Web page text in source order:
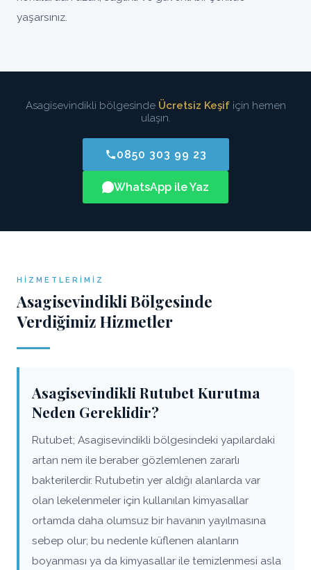
yaşarsınız.
Asagisevindikli bölgesinde Ücretsiz Keşifiçin hemen
ulaşın.
0850 303 99 23
WhatsApp ile Yaz
HIZMETLERIMIZ
Asagisevindikli Bölgesinde
Verdiğimiz Hizmetler
Asagisevindikli Rutubet Kurutma
Neden Gereklidir?
Rutubet; Asagisevindikli bölgesindeki yapılardaki
artan nem ile beraber gözlemlenen zararlı
bakterilerdir. Rutubetin yer aldığı alanlarda var
olan lekelenmeler için kullanılan kimyasallar
ortamda daha olumsuz bir havanın yayılmasına
sebep olur; bu nedenle küflenen alanların
boyanması ya da kimyasallar ile temizlenmesi asla